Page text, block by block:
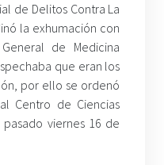
de Delitos Contra La
la exhumación con
de Medicina
que eran los
por ello se ordenó
Centro de Ciencias
viernes 16 de